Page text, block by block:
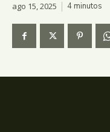
ago 15, 2025 4minutos